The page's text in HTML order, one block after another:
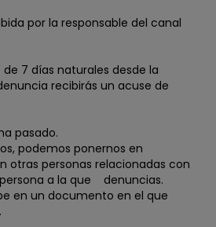
por la responsable del canal
de 7 días naturales desde la
recibirás un acuse de
pasado.
podemos ponernos en
otras personas relacionadas con
a la que denuncias.
en un documento en el que